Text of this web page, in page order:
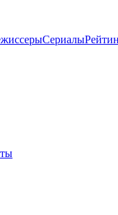
Сериалы